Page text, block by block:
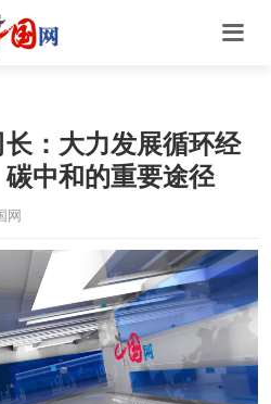
：大力发展循环经
中和的重要途径
网